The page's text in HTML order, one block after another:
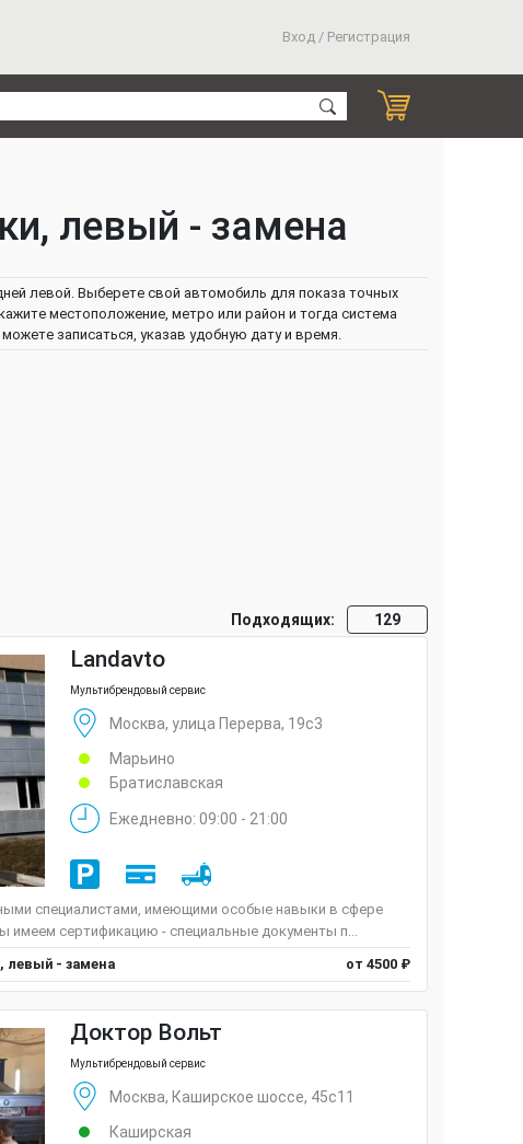
Вход / Регистрация
левый - замена
левой. Выберете свой автомобиль для показа точных
местоположение, метро или район и тогда система
записаться, указав удобную дату и время.
Подходящих: 129
Landavto
Мультибрендовый сервис
Москва, улица Перерва, 19с3
Марьино
Братиславская
Ежедневно: 09:00 - 21:00
специалистами, имеющими особые навыки в сфере
имеем сертификацию - специальные документы п...
левый - замена
от 4500 ₽
Доктор Вольт
Мультибрендовый сервис
Москва, Каширское шоссе, 45с11
Каширская